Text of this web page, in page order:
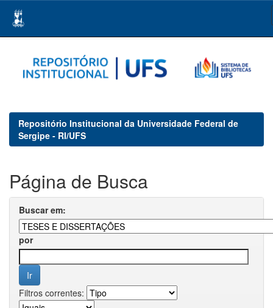
navigation
Repositório Institucional da Universidade Federal de
Sergipe - RI/UFS
Página de Busca
Buscar em:
por
Filtros correntes: